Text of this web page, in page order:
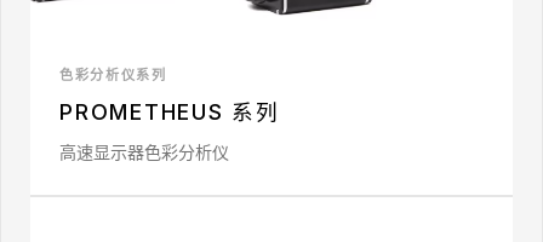
色彩分析仪系列
PROMETHEUS 系列
高速显示器色彩分析仪